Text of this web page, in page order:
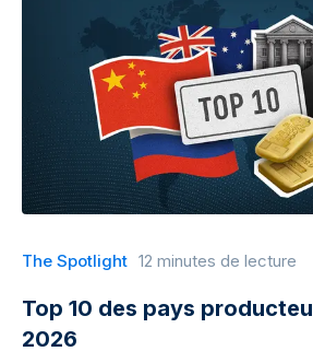
The Spotlight 12 minutes de lecture
Top 10 des pays
2026